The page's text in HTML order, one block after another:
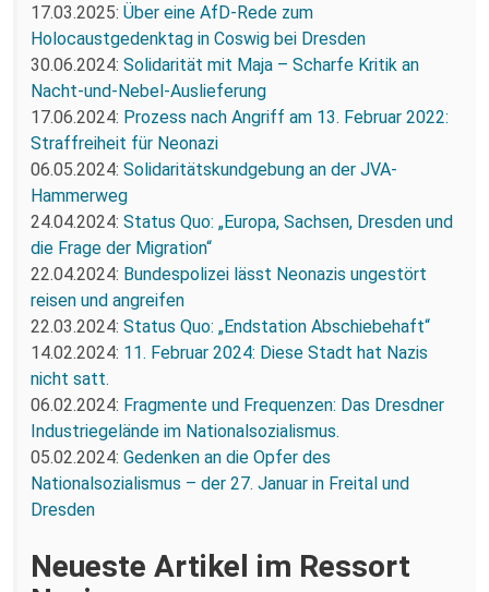
17.03.2025: Über eine AfD-Rede zum
Holocaustgedenktag in Coswig bei Dresden
30.06.2024: Solidarität mit Maja – Scharfe Kritik an
Nacht-und-Nebel-Auslieferung
17.06.2024: Prozess nach Angriff am 13. Februar 2022:
Straffreiheit für Neonazi
06.05.2024: Solidaritätskundgebung an der JVA-
Hammerweg
24.04.2024: Status Quo: „Europa, Sachsen, Dresden und
die Frage der Migration“
22.04.2024: Bundespolizei lässt Neonazis ungestört
reisen und angreifen
22.03.2024: Status Quo: „Endstation Abschiebehaft“
14.02.2024: 11. Februar 2024: Diese Stadt hat Nazis
nicht satt.
06.02.2024: Fragmente und Frequenzen: Das Dresdner
Industriegelände im Nationalsozialismus.
05.02.2024: Gedenken an die Opfer des
Nationalsozialismus – der 27. Januar in Freital und
Dresden
Neueste Artikel im Ressort